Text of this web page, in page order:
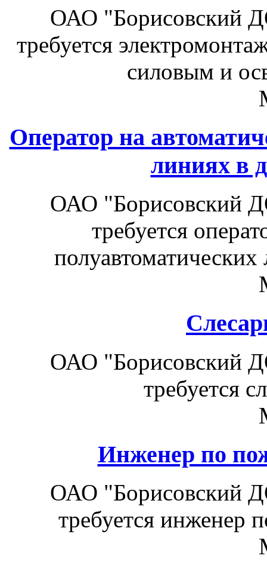
ОАО "Борисовский
требуется
силовым и
Оператор на
линиях в
ОАО "Борисовский
требуется
ОАО "Борисовский
требуется
Инженер по
ОАО "Борисовский
требуется инженер